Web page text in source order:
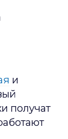
и
получат